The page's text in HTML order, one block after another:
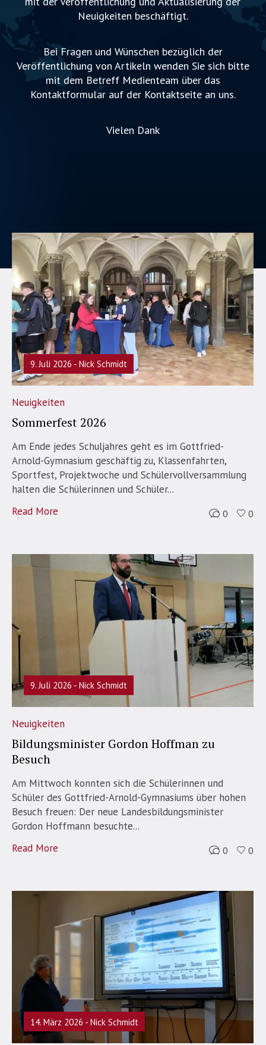
Neuigkeiten beschäftigt.
Bei Fragen und Wünschen bezüglich der
Veröffentlichung von Artikeln wenden Sie sich bitte
mit dem Betreff Medienteam über das
Kontaktformular auf der Kontaktseite an uns.
Vielen Dank
9. Juli 2026 Nick Schmidt
Neuigkeiten
Sommerfest 2026
Am Ende jedes Schuljahres geht es im Gottfried-
Arnold-Gymnasium geschäftig zu, Klassenfahrten,
Sportfest, Projektwoche und Schülervollversammlung
halten die Schülerinnen und Schüler...
Read More
0 0
9. Juli 2026 Nick Schmidt
Neuigkeiten
Bildungsminister Gordon Hoffman zu
Besuch
Am Mittwoch konnten sich die Schülerinnen und
Schüler des Gottfried-Arnold-Gymnasiums über hohen
Besuch freuen: Der neue Landesbildungsminister
Gordon Hoffmann besuchte...
Read More
0 0
14. März 2026 Nick Schmidt